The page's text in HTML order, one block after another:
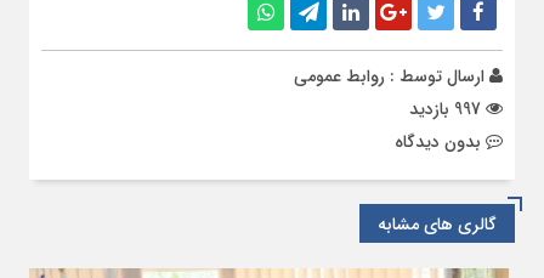
ارسال توسط : روابط عمومی
بدون دیدگاه
گالری های مشابه